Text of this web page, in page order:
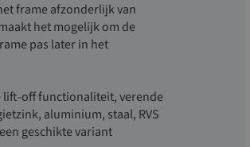
frame afzonderlijk van
het mogelijk om de
pas later in het
lift-off functionaliteit, verende
aluminium, staal, RVS
geschikte variant